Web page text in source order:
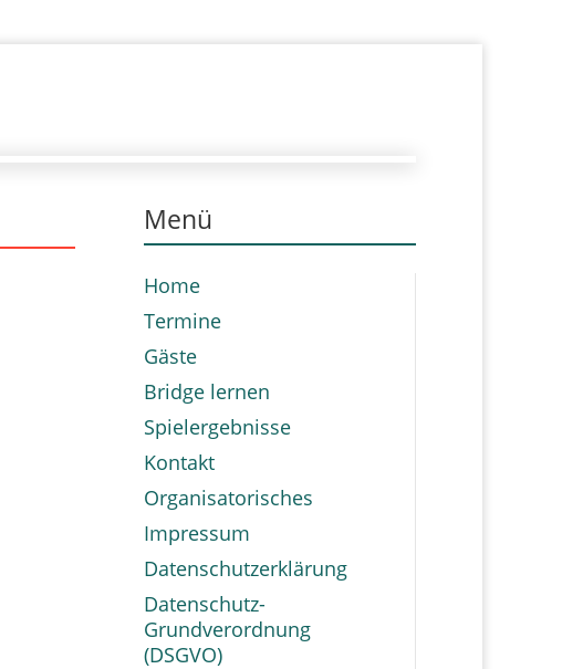
Menü
Home
Termine
Gäste
Bridge lernen
Spielergebnisse
Kontakt
Organisatorisches
Impressum
Datenschutzerklärung
Datenschutz-
Grundverordnung
(DSGVO)